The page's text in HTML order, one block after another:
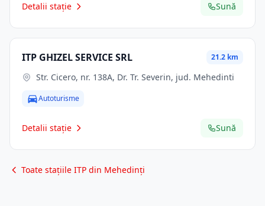
Detalii stație Sună
ITP GHIZEL SERVICE SRL 21.2 km
Str. Cicero, nr. 138A, Dr. Tr. Severin, jud. Mehedinti
Autoturisme
Detalii stație Sună
Toate stațiile ITP din Mehedinți